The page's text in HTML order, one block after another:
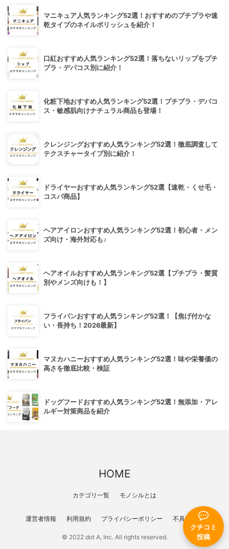
クチコミ
投稿
マニキュア人気ランキング52選！おすすめのプチプラや速
乾タイプのネイルポリッシュを紹介！
口紅おすすめ人気ランキング52選！落ちないリップをプチ
プラ・デパコス別に紹介！
化粧下地おすすめ人気ランキング52選！プチプラ・デパコ
ス・敏感肌向けナチュラル商品も登場！
クレンジングおすすめ人気ランキング52選！徹底調査して
テクスチャータイプ別に紹介！
ドライヤーおすすめ人気ランキング52選【速乾・くせ毛・
コスパ商品】
ヘアアイロンおすすめ人気ランキング52選！初心者・メン
ズ向け・海外対応も♪
ヘアオイルおすすめ人気ランキング52選【プチプラ・髪質
別やメンズ向けも！】
フライパンおすすめ人気ランキング52選！【焦げ付かな
い・長持ち！2026最新】
マヌカハニーおすすめ人気ランキング52選！味や栄養価の
高さを徹底比較・検証
ドッグフードおすすめ人気ランキング52選！無添加・アレ
ルギー対策商品を紹介
HOME
カテゴリ一覧 モノシルとは
運営者情報 利用規約 プライバシーポリシー 不具合報告
© 2022 dot A, Inc. All rights reserved.